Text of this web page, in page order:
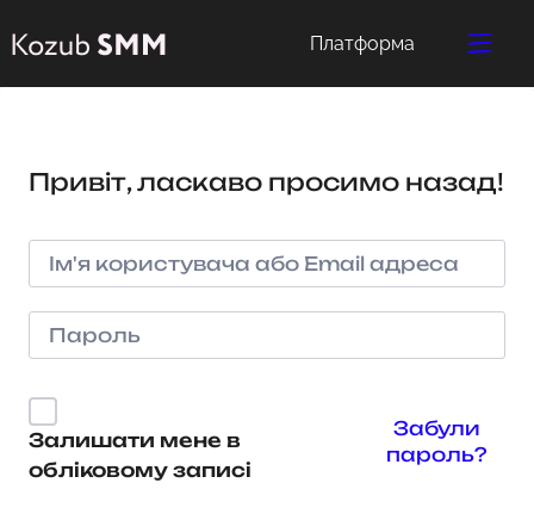
Платформа
Привіт, ласкаво просимо назад!
Залишати мене в
обліковому записі
Забули
пароль?